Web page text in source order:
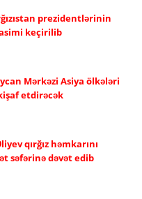
prezidentlərinin
keçirilib
Mərkəzi Asiya ölkələri
etdirəcək
qırğız həmkarını
səfərinə dəvət edib